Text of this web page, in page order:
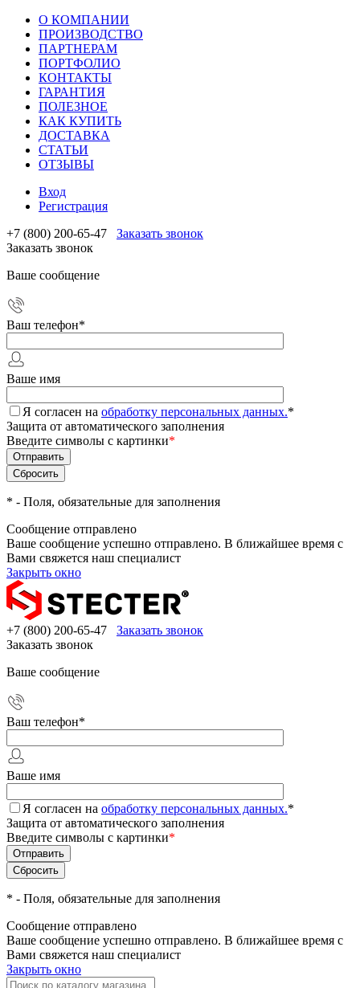
О КОМПАНИИ
ПРОИЗВОДСТВО
ПАРТНЕРАМ
ПОРТФОЛИО
КОНТАКТЫ
ГАРАНТИЯ
ПОЛЕЗНОЕ
КАК КУПИТЬ
ДОСТАВКА
СТАТЬИ
ОТЗЫВЫ
Вход
Регистрация
+7 (800) 200-65-47
Заказать звонок
Заказать звонок
Ваше сообщение
Ваш телефон*
Ваше имя
Я согласен на обработку персональных данных.*
Защита от автоматического заполнения
Введите символы с картинки*
* - Поля, обязательные для заполнения
Сообщение отправлено
Ваше сообщение успешно отправлено. В ближайшее время с
Вами свяжется наш специалист
Закрыть окно
+7 (800) 200-65-47
Заказать звонок
Заказать звонок
Ваше сообщение
Ваш телефон*
Ваше имя
Я согласен на обработку персональных данных.*
Защита от автоматического заполнения
Введите символы с картинки*
* - Поля, обязательные для заполнения
Сообщение отправлено
Ваше сообщение успешно отправлено. В ближайшее время с
Вами свяжется наш специалист
Закрыть окно